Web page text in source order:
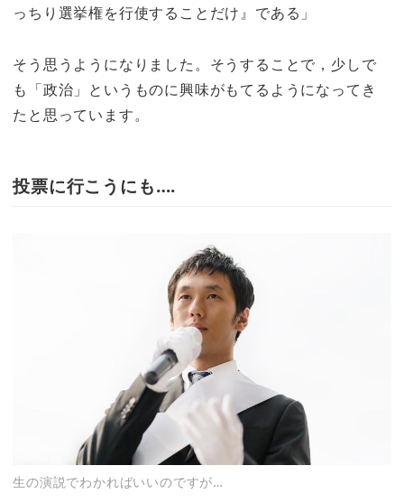
っちり選挙権を行使することだけ』である」
そう思うようになりました。そうすることで，少しで
も「政治」というものに興味がもてるようになってき
たと思っています。
投票に行こうにも….
生の演説でわかればいいのですが…